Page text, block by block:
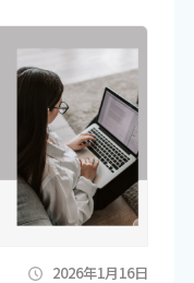
2026年1月16日